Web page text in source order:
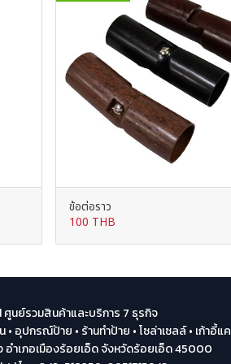
ข้อต่อราว
100 THB
ศูนย์รวมสินค้าและบริการ 7 ธุรกิจ
• อุปกรณ์ป้าย • ร้านทำป้าย • โซล่าเซลล์ • เก้าอี้
อำเภอเมืองร้อยเอ็ด จังหวัดร้อยเอ็ด 45000